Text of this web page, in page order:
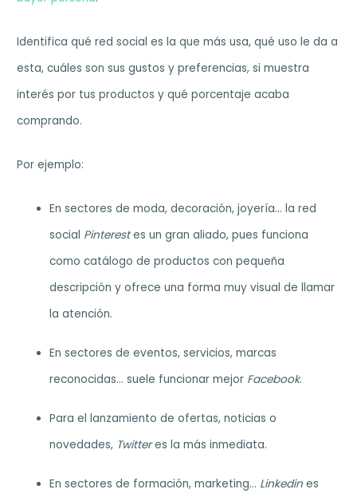
Identifica qué red social es la que más usa, qué uso le da a
esta, cuáles son sus gustos y preferencias, si muestra
interés por tus productos y qué porcentaje acaba
comprando.
Por ejemplo:
En sectores de moda, decoración, joyería… la red
social Pinterestes un gran aliado, pues funciona
como catálogo de productos con pequeña
descripción y ofrece una forma muy visual de llamar
la atención.
En sectores de eventos, servicios, marcas
reconocidas… suele funcionar mejor Facebook.
Para el lanzamiento de ofertas, noticias o
novedades, Twitteres la más inmediata.
En sectores de formación, marketing… Linkedin es